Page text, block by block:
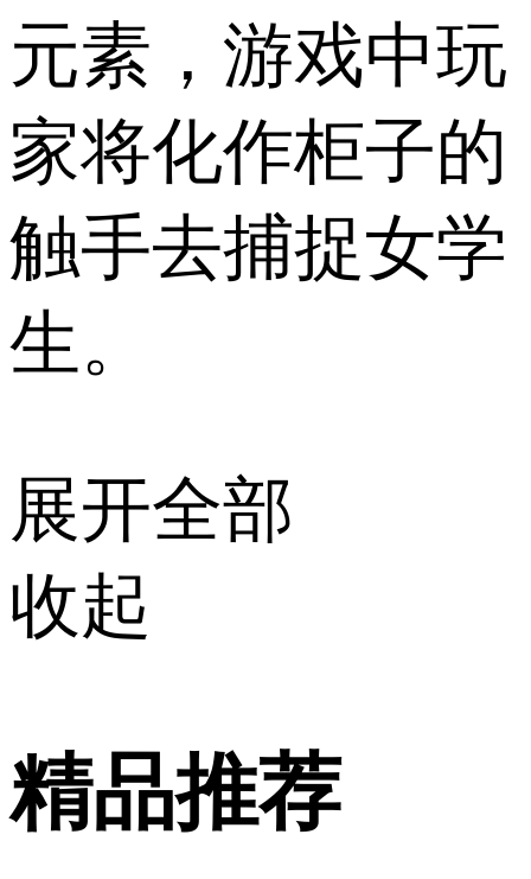
元素，游戏中玩
家将化作柜子的
触手去捕捉女学
生。
展开全部
收起
精品推荐